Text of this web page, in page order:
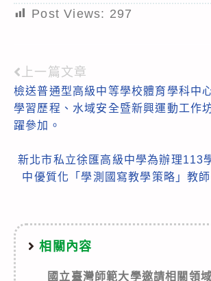
Post Views: 297
Read
more
articles
上一篇文章
檢送普通型高級中等學校體育學科中
學習歷程、水域安全暨新興運動工作
躍參加。
新北市私立徐匯高級中學為辦理113
中優質化「學測國寫教學策略」教
相關內容
國立臺灣師範大學邀請相關領